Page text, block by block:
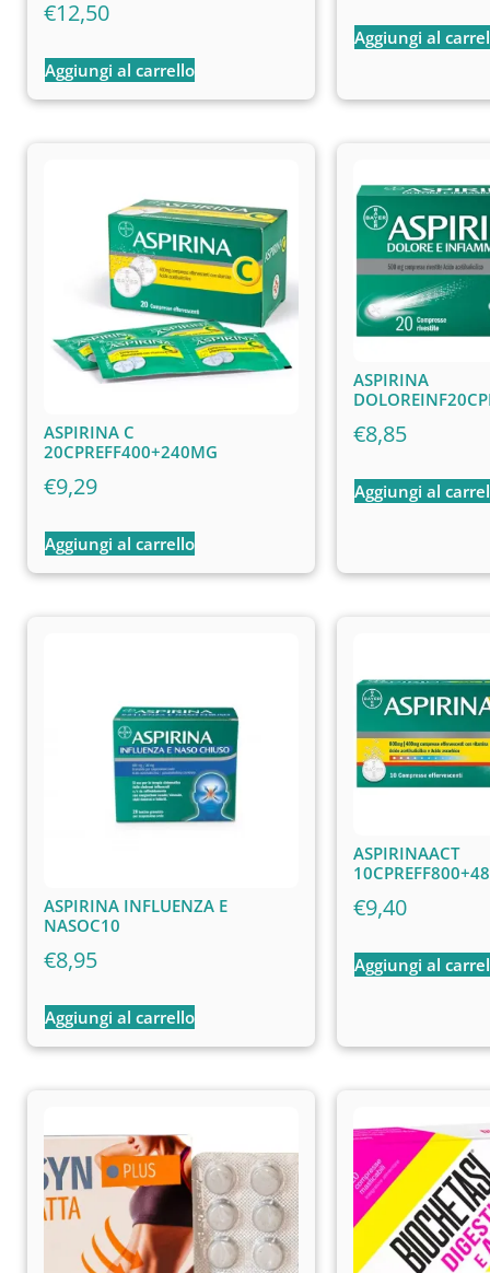
€12,50
Aggiungi al carrello
Aggiungi al
ASPIRINA C
20CPREFF400+240MG
€9,29
Aggiungi al carrello
ASPIRINA
€8,85
Aggiungi al
ASPIRINA INFLUENZA E
NASOC10
€8,95
Aggiungi al carrello
ASPIRINAACT
€9,40
Aggiungi al